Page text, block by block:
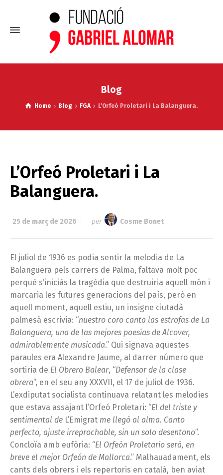
Blog
Home Blog FGA L’Orfeó Proletari i La Balanguera.
L’Orfeó Proletari i La
Balanguera.
25 de març de 2026 per Cosme Bonet
El juliol de 1936 es podia sentir la melodia de La
Balanguera pels carrers de Palma, faltava molt poc
perquè s’iniciàs la tragèdia que destruiria aquell món i
marcaria les futures generacions del país, però en
aquell moment, aquell estiu, un insigne ciutadà
palmesà escrivia: “nuestro coro canta las estrofas de La
Balanguera, una de las mejores poesías de Alcover,
admirablemente musicada.” Qui signava aquestes
paraules era Alexandre Jaume, al darrer número que
sortiria de El Obrero Balear, “Defensor de la clase
obrera”, en el seu any XXXVII, el 17 de juliol de 1936.
L’exdiputat socialista continuava relatant les melodies
que estava assajant l’Orfeó Proletari: “El del triste y
sentimental de L’Emigrat me llegó al alma. Canto
perfecto, ajuste irreprochable, sin un solo desentono”.
Concloïa amb eufòria: “El Orfeón Proletario será, en
breve el mejor Orfeón de Mallorca.” Malhauadament, els
cants dels obrers i els repertoris en català, ben aviat